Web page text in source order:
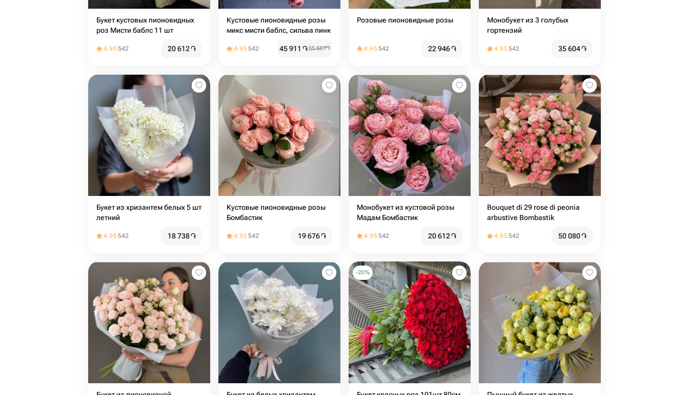
Букет кустовых пионовидных
роз Мисти баблс 11 шт
4.95542 20 612֏
Кустовые пионовидные розы
микс мисти баблс, сильва пинк
4.95542 45 911 ֏65 587֏
Розовые пионовидные розы
4.95542 22 946֏
Монобукет из 3 голубых
гортензий
4.95542 35 604֏
Букет из хризантем белых 5 шт
летний
4.95542 18 738֏
Кустовые пионовидные розы
Бомбастик
4.95542 19 676֏
Монобукет из кустовой розы
Мадам Бомбастик
4.95542 20 612֏
Bouquet di 29 rose di peonia
arbustive Bombastik
4.95542 50 080֏
-20%